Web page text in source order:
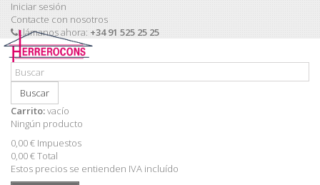
Iniciar sesión
Contacte con nosotros
Llámanos ahora: +34 91 525 25 25
Buscar
Carrito:vacío
Ningún producto
0,00 € Impuestos
0,00 €Total
Estos precios se entienden IVA incluído